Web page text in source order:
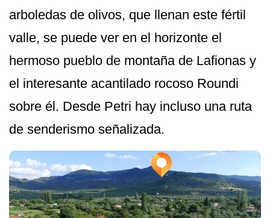
arboledas de olivos, que llenan este fértil
valle, se puede ver en el horizonte el
hermoso pueblo de montaña de Lafionas y
el interesante acantilado rocoso Roundi
sobre él. Desde Petri hay incluso una ruta
de senderismo señalizada.